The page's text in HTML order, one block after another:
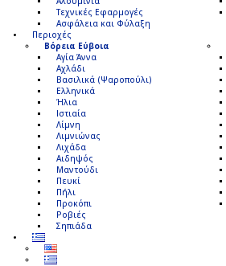
Τεχνικές Εφαρμογές
Ασφάλεια και Φύλαξη
Περιοχές
Βόρεια Εύβοια
Αγία Άννα
Αχλάδι
Βασιλικά (Ψαροπούλι)
Ελληνικά
Ήλια
Ιστιαία
Λίμνη
Λιμνιώνας
Λιχάδα
Αιδηψός
Μαντούδι
Πευκί
Πήλι
Προκόπι
Ροβιές
Σηπιάδα